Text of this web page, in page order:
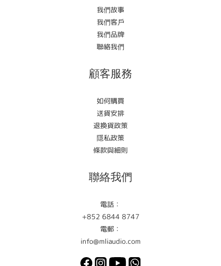
我們故事
我們客戶
我們品牌
聯絡我們
顧客服務
如何購買
送貨安排
退換貨政策
隱私政策
條款與細則
聯絡我們
電話：
+852 6844 8747
電郵：
info@mliaudio.com